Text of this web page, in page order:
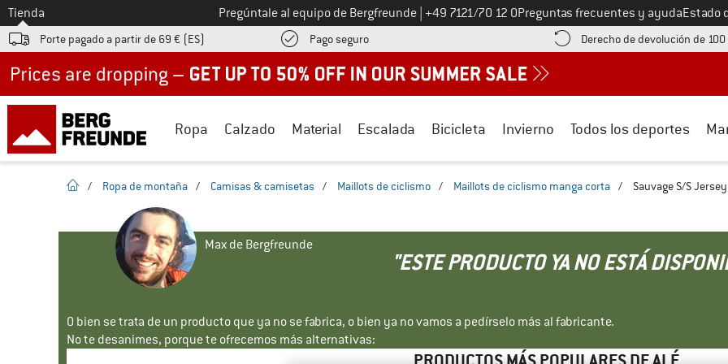
A la
Tienda Pregúntale al equipo de Bergfreunde Llámenos al
+49 7121/70 12 0Preguntas frecuentes y ayudaEstado
Porte pagado a partir de 69 € (ES) Pago seguro¡encuentre información sobre el pago aquí! Se abre en una ventana de
Derecho de devolución de
Ropa Calzado Material Escalada Bicicleta Invierno Todos los deportes
la pagina de inicio
/ Ropa de montaña / Camisas & camisetas / Maillots de ciclismo / Maillots de ciclismo manga corta / Sauvage S/S
Max de Bergfreunde
"ESTE PRODUCTO YA NO ESTÁ
O bien se trata de un producto que ya no se fabrica, o bien ya no vamos a pedírselo más al fabricante.
No te desanimes, porque te ofrecemos más alternativas: